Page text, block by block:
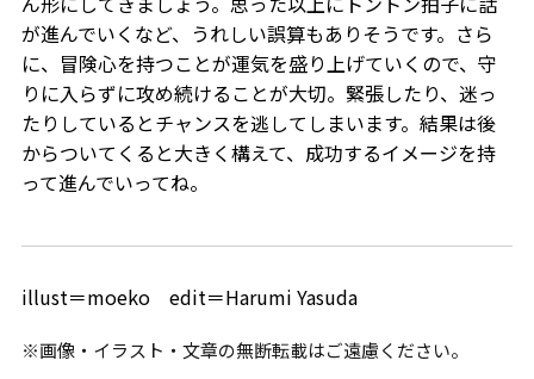
が進んでいくなど、うれしい誤算もありそうです。さら
に、冒険心を持つことが運気を盛り上げていくので、守
りに入らずに攻め続けることが大切。緊張したり、迷っ
たりしているとチャンスを逃してしまいます。結果は後
からついてくると大きく構えて、成功するイメージを持
って進んでいってね。
illust＝moeko edit＝Harumi Yasuda
※画像・イラスト・文章の無断転載はご遠慮ください。